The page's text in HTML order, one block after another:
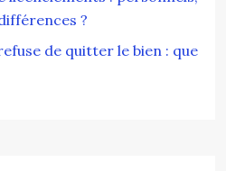
?
de quitter le bien : que